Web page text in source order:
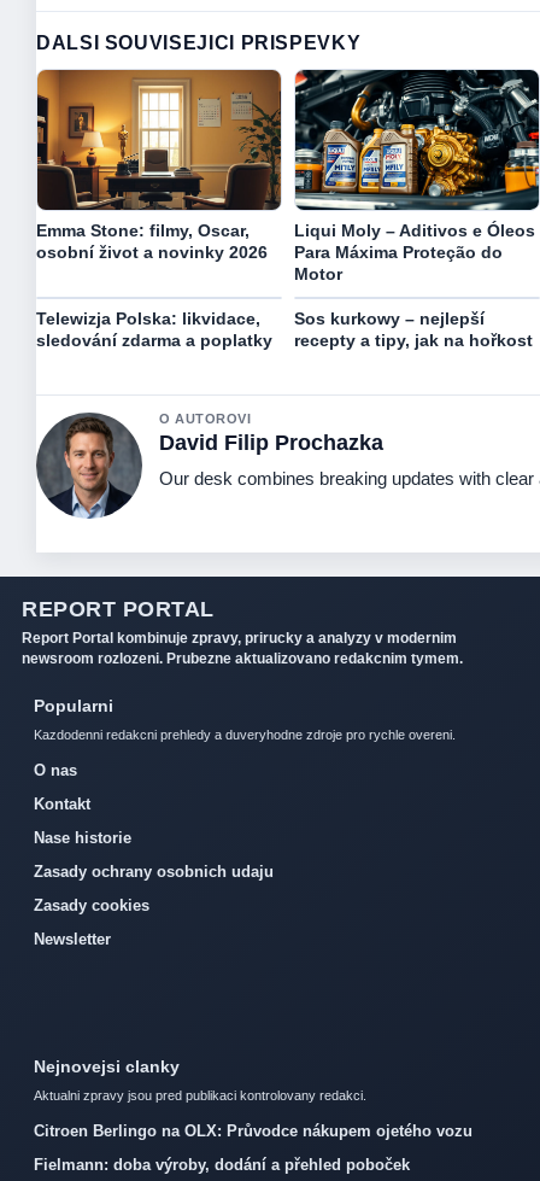
DALSI SOUVISEJICI PRISPEVKY
Emma Stone: filmy, Oscar,
osobní život a novinky 2026
Liqui Moly – Aditivos e Óleos
Para Máxima Proteção do
Motor
Telewizja Polska: likvidace,
sledování zdarma a poplatky
Sos kurkowy – nejlepší
recepty a tipy, jak na hořkost
O AUTOROVI
David Filip Prochazka
Our desk combines breaking updates with
REPORT PORTAL
Report Portal kombinuje zpravy, prirucky a analyzy v modernim
newsroom rozlozeni. Prubezne aktualizovano redakcnim tymem.
Popularni
Kazdodenni redakcni prehledy a duveryhodne zdroje pro rychle overeni.
O nas
Kontakt
Nase historie
Zasady ochrany osobnich udaju
Zasady cookies
Newsletter
Nejnovejsi clanky
Aktualni zpravy jsou pred publikaci kontrolovany redakci.
Citroen Berlingo na OLX: Průvodce nákupem ojetého vozu
Fielmann: doba výroby, dodání a přehled poboček